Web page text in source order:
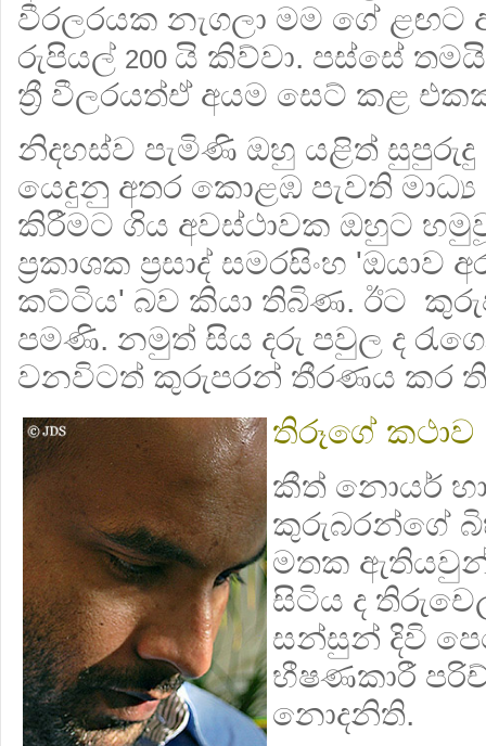
වීරලරයක නැගලා මම ගේ ළඟට
රුපියල් 200 යි කිව්වා. පස්සේ
ත්‍රී වීලරයත්ඒ අයම සෙට් කළ
නිදහස්ව පැමිණි ඔහු යළිත් සුපුරුදු
යෙදුනු අතර කොළඹ පැවති මාධ්‍ය
කිරීමට ගිය අවස්ථාවක ඔහුට
ප්‍රකාශක ප්‍රසාද් සමරසිංහ 'ඔයාව
කට්ටිය' බව කියා තිබිණ. ඊට
පමණි. නමුත් සිය දරු පවුල ද
වනවිටත් කුරුපරන් තීරණය කර
තිරූගේ කථාව
කීත් නොයර් හා
කුරුබරන්ගේ
මතක ඇතියවුන්
සිටිය ද
සන්සුන් දිවි
භීෂණකාරී
නොදනිති.